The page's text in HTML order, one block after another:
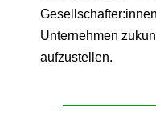
Unternehmen
aufzustellen.